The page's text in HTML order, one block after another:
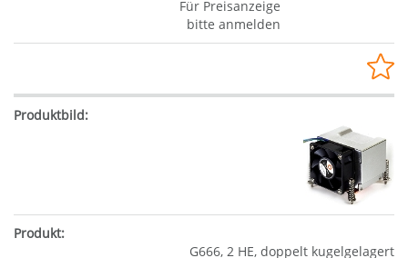
Für Preisanzeige
bitte anmelden
G666, 2 HE, doppelt kugelgelagert